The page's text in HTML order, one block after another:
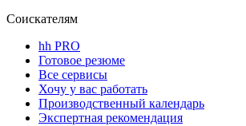
Соискателям
hh PRO
Готовое резюме
Все сервисы
Хочу у вас работать
Производственный календарь
Экспертная рекомендация